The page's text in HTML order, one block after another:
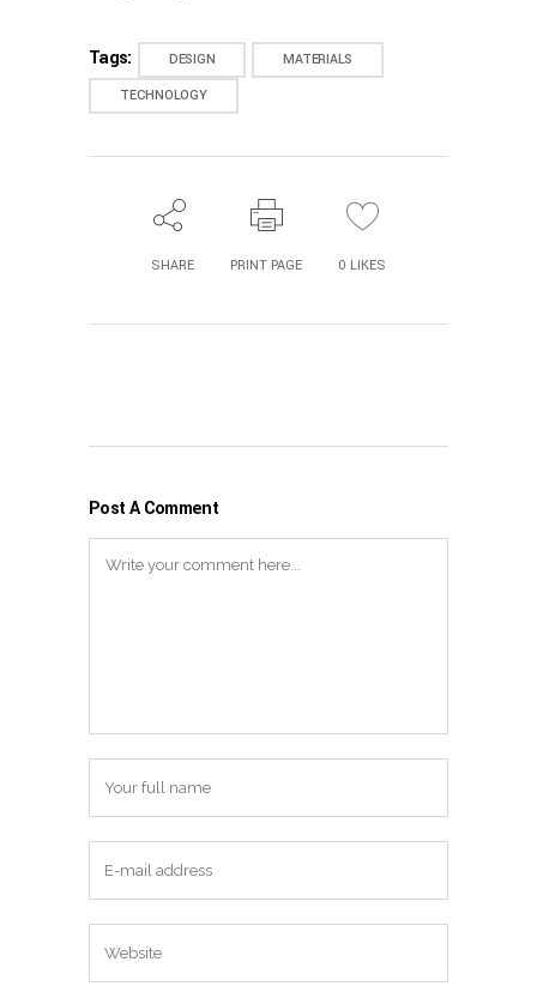
Tags: DESIGN
MATERIALS
TECHNOLOGY
SHARE PRINT PAGE 0 LIKES
Post A Comment